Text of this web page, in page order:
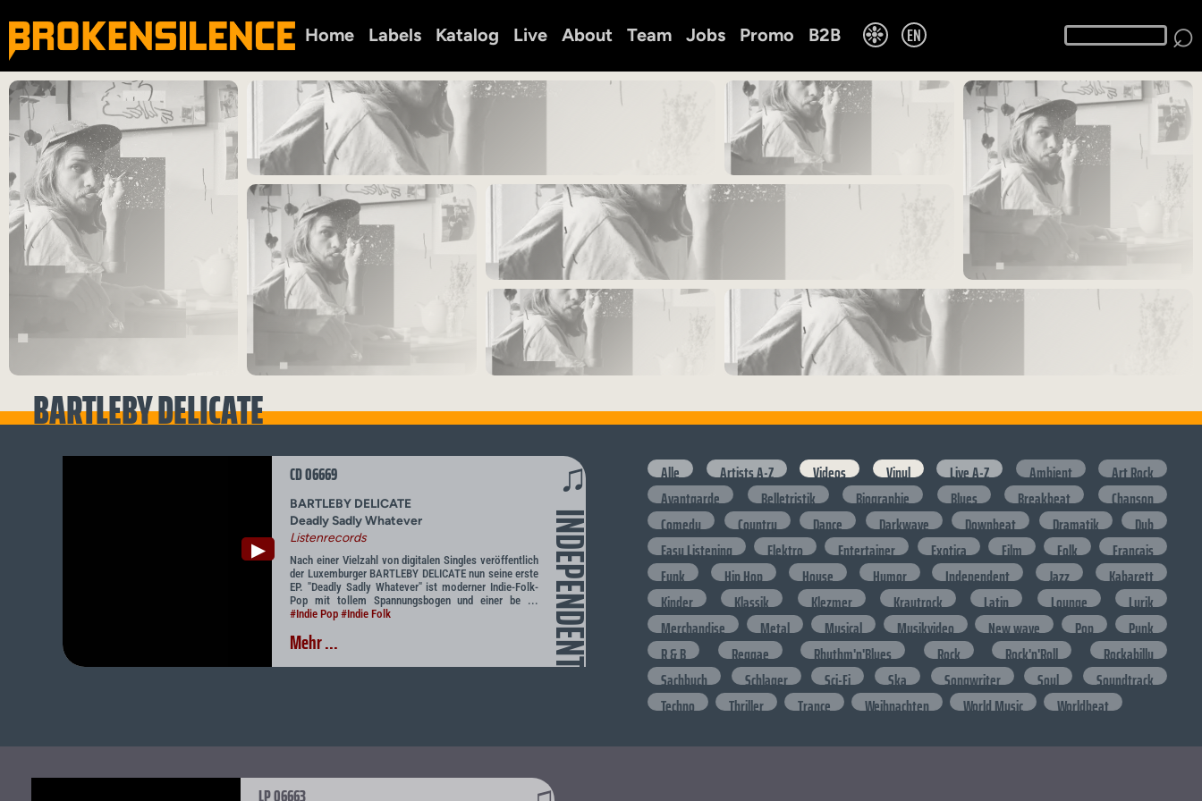
Home Labels Katalog Live About Team Jobs Promo B2B ❉ EN ⌕
BARTLEBY DELICATE
▶
CD 06669 ♫
INDEPENDENT
BARTLEBY DELICATE
Deadly Sadly Whatever
Listenrecords
Nach einer Vielzahl von digitalen Singles veröffentlich
der Luxemburger BARTLEBY DELICATE nun seine erste
EP. "Deadly Sadly Whatever" ist moderner Indie-Folk-
Pop mit tollem Spannungsbogen und einer be ...
#Indie Pop #Indie Folk
Mehr ...
Alle Artists A-Z Videos Vinyl Live A-Z Ambient
Art Rock
Avantgarde
Belletristik Biographie Blues Breakbeat
Chanson
Comedy
Country Dance Darkwave Downbeat Dramatik
Dub
Easy Listening
Elektro Entertainer Exotica Film Folk
Francais
Funk
Hip Hop House Humor Independent Jazz
Kabarett
Kinder
Klassik Klezmer Krautrock Latin Lounge
Lyrik
Merchandise
Metal Musical Musikvideo New wave Pop
Punk
R & B
Reggae Rhythm'n'Blues Rock Rock'n'Roll
Rockabilly
Sachbuch
Schlager Sci-Fi Ska Songwriter Soul
Soundtrack
Techno
Thriller Trance Weihnachten World Music Worldbeat
LP 06663